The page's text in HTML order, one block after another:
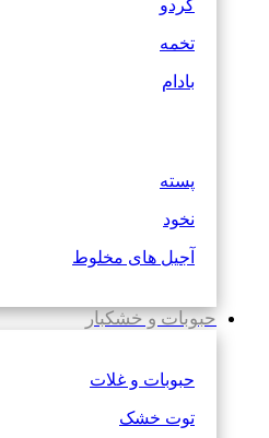
گردو
تخمه
بادام
پسته
نخود
آجیل های مخلوط
حبوبات و خشکبار
حبوبات و غلات
توت خشک